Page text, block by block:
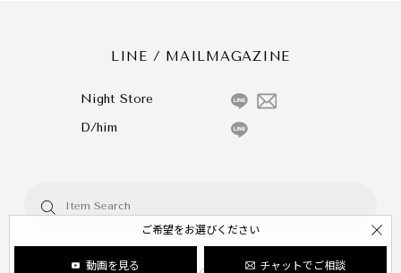
ご希望をお選びください
動画を見る チャットでご相談
LINE / MAILMAGAZINE
Night Store
D/him